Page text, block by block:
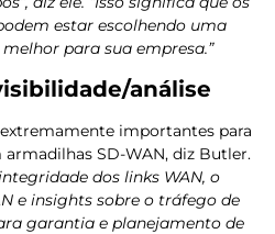
estar escolhendo uma
para sua empresa.”
análise
importantes para
SD-WAN, diz Butler.
dos links WAN, o
e insights sobre o tráfego de
garantia e planejamento de